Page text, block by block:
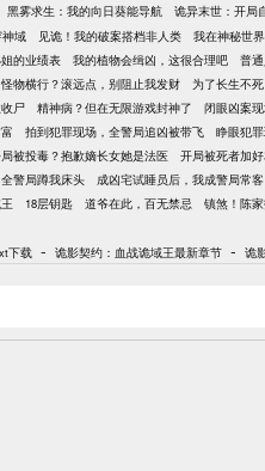
黑雾求生：我的向日葵能导航 诡异末世：开局
域 见诡！我的破案搭档非人类 我在神秘世
的业绩表 我的植物会缉凶，这很合理吧 普
怪物横行？滚远点，别阻止我发财 为了长生不
尸 精神病？但在无限游戏封神了 闭眼凶案
拍到犯罪现场，全警局追凶被带飞 睁眼犯
被投毒？抱歉嫡长女她是法医 开局被死者加
警局蹲我床头 成凶宅试睡员后，我成警局常客
18层钥匙 道爷在此，百无禁忌 镇煞！陈
下载 - 诡影契约：血战诡域王最新章节 - 诡